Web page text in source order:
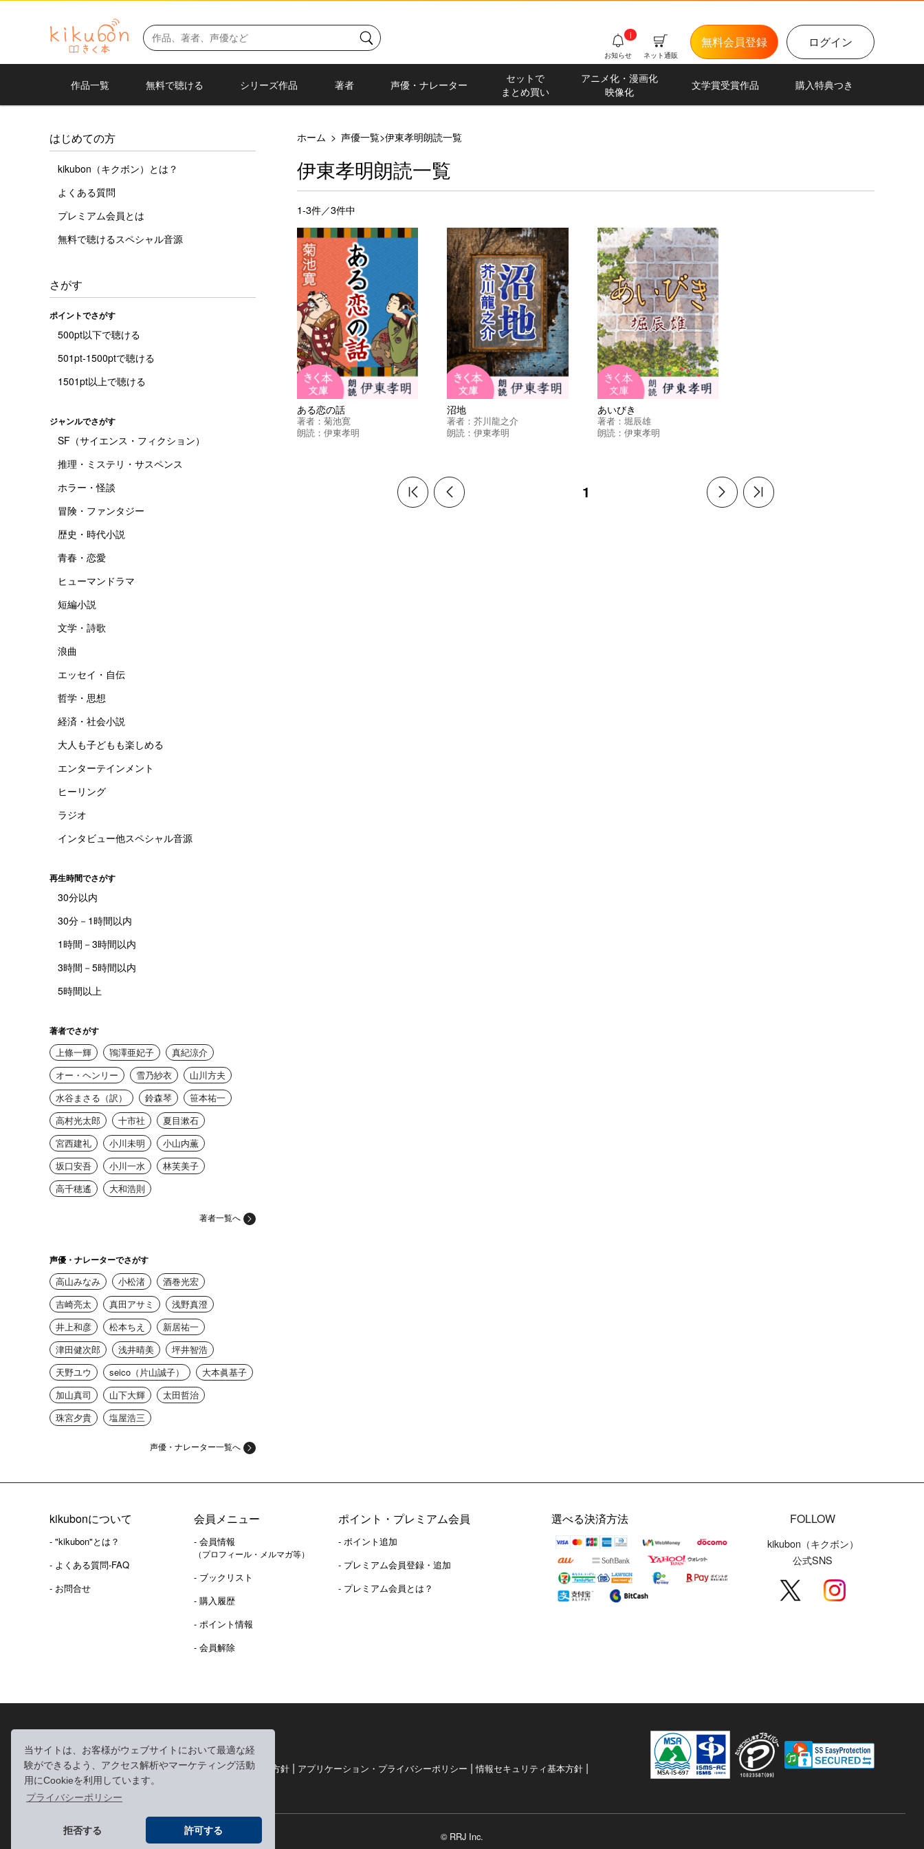
当サイトは、お客様がウェブサイトにおいて最適な経
験ができるよう、アクセス解析やマーケティング活動
用にCookieを利用しています。
プライバシーポリシー
拒否する 許可する
ログイン
無料会員登録
ネット通販
お知らせ
i
作品一覧 無料で聴ける シリーズ作品 著者 声優・ナレーター
セットで
まとめ買い
アニメ化・漫画化
映像化
文学賞受賞作品 購入特典つき
はじめての方
kikubon（キクボン）とは？
よくある質問
プレミアム会員とは
無料で聴けるスペシャル音源
さがす
ポイントでさがす
500pt以下で聴ける
501pt-1500ptで聴ける
1501pt以上で聴ける
ジャンルでさがす
SF（サイエンス・フィクション）
推理・ミステリ・サスペンス
ホラー・怪談
冒険・ファンタジー
歴史・時代小説
青春・恋愛
ヒューマンドラマ
短編小説
文学・詩歌
浪曲
エッセイ・自伝
哲学・思想
経済・社会小説
大人も子どもも楽しめる
エンターテインメント
ヒーリング
ラジオ
インタビュー他スペシャル音源
再生時間でさがす
30分以内
30分－1時間以内
1時間－3時間以内
3時間－5時間以内
5時間以上
著者でさがす
上條一輝 鴇澤亜妃子
真紀涼介
オー・ヘンリー
雪乃紗衣
山川方夫
水谷まさる（訳）
鈴森琴
笹本祐一
高村光太郎
十市社
夏目漱石
宮西建礼
小川未明
小山内薫
坂口安吾
小川一水
林芙美子
高千穂遙
大和浩則
著者一覧へ
声優・ナレーターでさがす
高山みなみ 小松渚
酒巻光宏
吉崎亮太
真田アサミ
浅野真澄
井上和彦
松本ちえ
新居祐一
津田健次郎
浅井晴美
坪井智浩
天野ユウ
seico（片山誠子）
大本眞基子
加山真司
山下大輝
太田哲治
珠宮夕貴
塩屋浩三
声優・ナレーター一覧へ
ホーム > 声優一覧>伊東孝明朗読一覧
伊東孝明朗読一覧
1-3件／3件中
ある恋の話
著者： 菊池寛
朗読： 伊東孝明
沼地
著者：芥川龍之介
朗読：伊東孝明
あいびき
著者： 堀辰雄
朗読： 伊東孝明
1
kikubonについて
- "kikubon"とは？
- よくある質問-FAQ
- お問合せ
会員メニュー
- 会員情報
（プロフィール・メルマガ等）
- ブックリスト
- 購入履歴
- ポイント情報
- 会員解除
ポイント・プレミアム会員
- ポイント追加
- プレミアム会員登録・追加
- プレミアム会員とは？
FOLLOW
kikubon（キクボン）
公式SNS
選べる決済方法
利用規約|個人情報の取り扱いについて| 個人情報保護方針 | アプリケーション・プライバシーポリシー |情報セキュリティ基本方針 |
特定商取引法に基づく表記
© RRJ Inc.